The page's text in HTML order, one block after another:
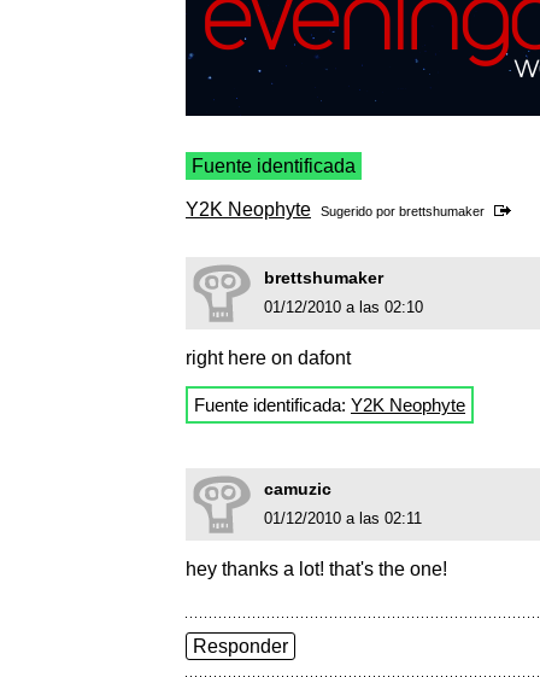
Fuente identificada
Y2K Neophyte Sugerido por brettshumaker
brettshumaker
01/12/2010 a las 02:10
right here on dafont
Fuente identificada: Y2K Neophyte
camuzic
01/12/2010 a las 02:11
hey thanks a lot! that's the one!
Responder